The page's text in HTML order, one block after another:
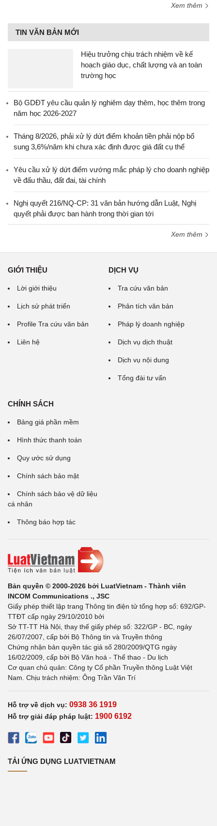
Xem thêm
TIN VĂN BẢN MỚI
Hiệu trưởng chịu trách nhiệm về kế
hoạch giáo dục, chất lượng và an toàn
trường học
Bộ GDĐT yêu cầu quản lý nghiêm dạy thêm, học thêm trong
năm học 2026-2027
Tháng 8/2026, phải xử lý dứt điểm khoản tiền phải nộp bổ
sung 3,6%/năm khi chưa xác định được giá đất cụ thể
Yêu cầu xử lý dứt điểm vướng mắc pháp lý cho doanh nghiệp
về đấu thầu, đất đai, tài chính
Nghị quyết 216/NQ-CP: 31 văn bản hướng dẫn Luật, Nghị
quyết phải được ban hành trong thời gian tới
Xem thêm
GIỚI THIỆU
Lời giới thiệu
Lịch sử phát triển
Profile Tra cứu văn bản
Liên hệ
DỊCH VỤ
Tra cứu văn bản
Phân tích văn bản
Pháp lý doanh nghiệp
Dịch vụ dịch thuật
Dịch vụ nội dung
Tổng đài tư vấn
CHÍNH SÁCH
Bảng giá phần mềm
Hình thức thanh toán
Quy ước sử dụng
Chính sách bảo mật
Chính sách bảo vệ dữ liệu
cá nhân
Thông báo hợp tác
Bản quyền © 2000-2026 bởi LuatVietnam - Thành viên
INCOM Communications ., JSC
Giấy phép thiết lập trang Thông tin điện tử tổng hợp số: 692/GP-
TTĐT cấp ngày 29/10/2010 bởi
Sở TT-TT Hà Nội, thay thế giấy phép số: 322/GP - BC, ngày
26/07/2007, cấp bởi Bộ Thông tin và Truyền thông
Chứng nhận bản quyền tác giả số 280/2009/QTG ngày
16/02/2009, cấp bởi Bộ Văn hoá - Thể thao - Du lịch
Cơ quan chủ quản: Công ty Cổ phần Truyền thông Luật Việt
Nam. Chịu trách nhiệm: Ông Trần Văn Trí
Hỗ trợ về dịch vụ: 0938 36 1919
Hỗ trợ giải đáp pháp luật: 1900 6192
TẢI ỨNG DỤNG LUATVIETNAM